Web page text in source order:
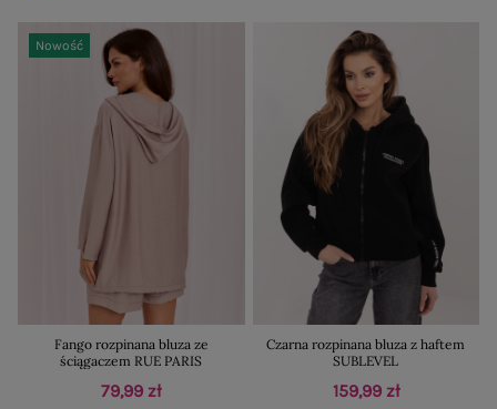
Nowość
Fango rozpinana bluza ze
ściągaczem RUE PARIS
79,99 zł
Czarna rozpinana bluza z haftem
SUBLEVEL
159,99 zł